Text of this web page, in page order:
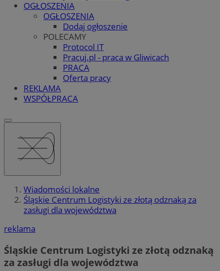
OGŁOSZENIA
OGŁOSZENIA
Dodaj ogłoszenie
POLECAMY
Protocol IT
Pracuj.pl - praca w Gliwicach
PRACA
Oferta pracy
REKLAMA
WSPÓŁPRACA
Wiadomości lokalne
Śląskie Centrum Logistyki ze złotą odznaką za
zasługi dla województwa
reklama
Śląskie Centrum Logistyki ze złotą odznaką
za zasługi dla województwa